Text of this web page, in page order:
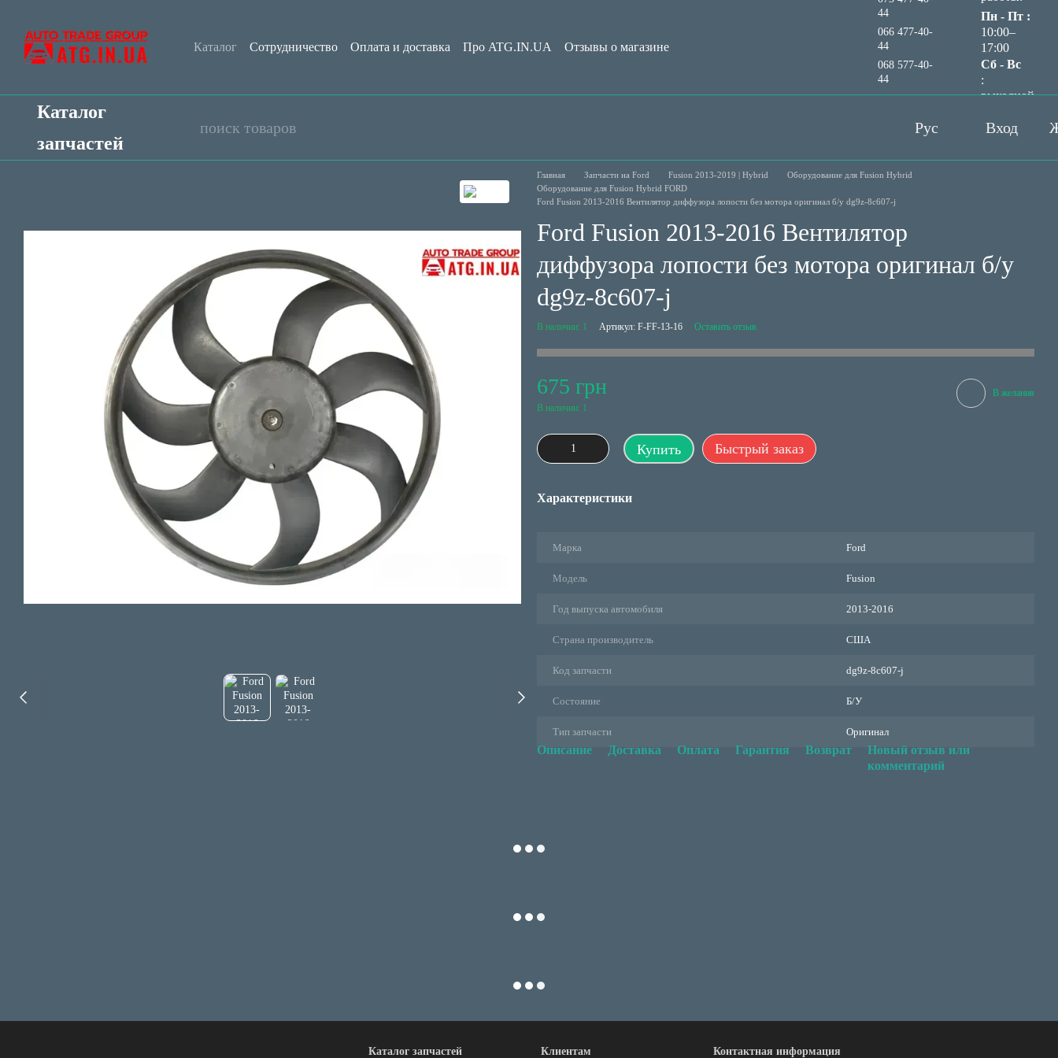
Каталог Сотрудничество Оплата и доставка Про ATG.IN.UA
Отзывы о магазине
44
066 477-40-
44
068 577-40-
44
Перезвонить вам?
Пн - Пт :
10:00–
17:00
Сб - Вс
:
выходной
Каталог
запчастей
Рус Вход
Главная Запчасти на Ford Fusion 2013-2019 | Hybrid
Оборудование для Fusion Hybrid
Оборудование для Fusion Hybrid FORD
Ford Fusion 2013-2016 Вентилятор диффузора лопости без мотора оригинал б/у dg9z-8c607-j
Ford Fusion 2013-2016 Вентилятор
диффузора лопости без мотора оригинал б/у
dg9z-8c607-j
В наличии: 1 Артикул: F-FF-13-16 Оставить отзыв
675 грн
В наличии: 1
В желания
Купить Быстрый заказ
Характеристики
Марка Ford
Модель Fusion
Год выпуска автомобиля 2013-2016
Страна производитель США
Код запчасти dg9z-8c607-j
Состояние Б/У
Тип запчасти Оригинал
Описание Доставка Оплата Гарантия Возврат
Новый отзыв или
комментарий
Каталог запчастей Клиентам Контактная информация